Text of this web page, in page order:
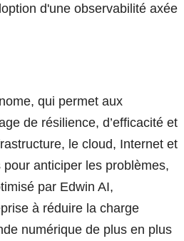
d'une observabilité axée
qui permet aux
de résilience, d’efficacité et
le cloud, Internet et
anticiper les problèmes,
par Edwin AI,
à réduire la charge
numérique de plus en plus